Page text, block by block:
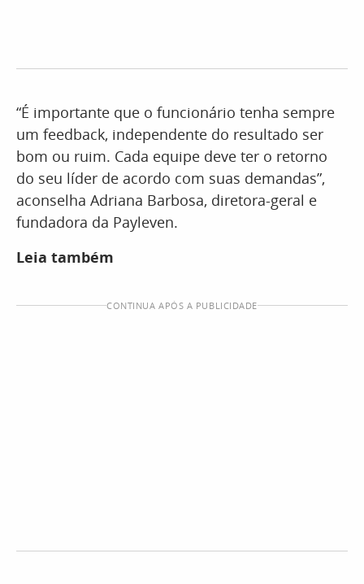
“É importante que o funcionário tenha sempre
um feedback, independente do resultado ser
bom ou ruim. Cada equipe deve ter o retorno
do seu líder de acordo com suas demandas”,
aconselha Adriana Barbosa, diretora-geral e
fundadora da Payleven.
Leia também
CONTINUA APÓS A PUBLICIDADE